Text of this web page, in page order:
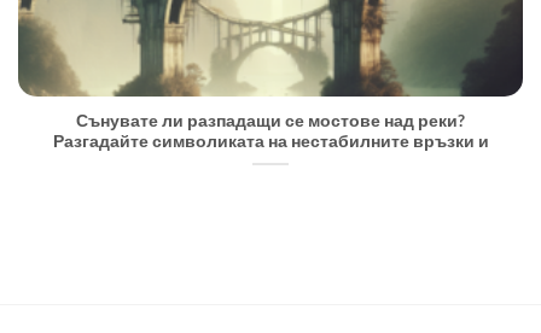
Сънувате ли разпадащи се мостове над реки?
Разгадайте символиката на нестабилните връзки и